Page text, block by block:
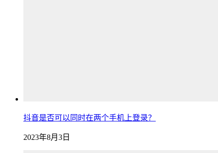
抖音是否可以同时在两个手机上登录？
2023年8月3日